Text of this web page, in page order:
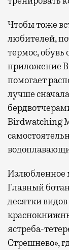
Чтобы тоже
любителей,
термос, обувь
приложение
помогает
лучше
Birdwatching
Излюбленное
Главный
десятки
ястреба-
Стрешнево»,